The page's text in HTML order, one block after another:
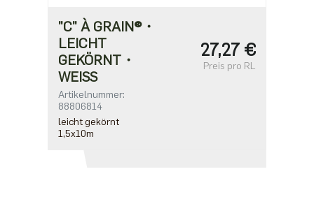
"C" À GRAIN®・
LEICHT
GEKÖRNT・
WEISS
Artikelnummer:
88806814
leicht gekörnt
1,5x10m
27,27 €
Preis pro RL